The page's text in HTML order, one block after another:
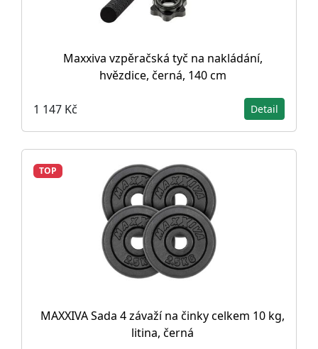
Maxxiva vzpěračská tyč na nakládání,
hvězdice, černá, 140 cm
1 147 Kč Detail
TOP
MAXXIVA Sada 4 závaží na činky celkem 10 kg,
litina, černá